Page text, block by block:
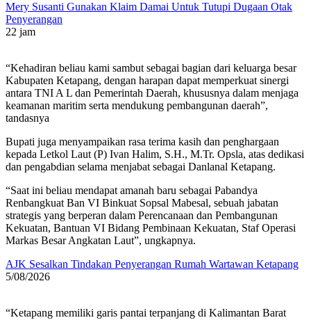
Mery Susanti Gunakan Klaim Damai Untuk Tutupi Dugaan Otak
Penyerangan
22 jam
“Kehadiran beliau kami sambut sebagai bagian dari keluarga besar
Kabupaten Ketapang, dengan harapan dapat memperkuat sinergi
antara TNI A L dan Pemerintah Daerah, khususnya dalam menjaga
keamanan maritim serta mendukung pembangunan daerah”,
tandasnya
Bupati juga menyampaikan rasa terima kasih dan penghargaan
kepada Letkol Laut (P) Ivan Halim, S.H., M.Tr. Opsla, atas dedikasi
dan pengabdian selama menjabat sebagai Danlanal Ketapang.
“Saat ini beliau mendapat amanah baru sebagai Pabandya
Renbangkuat Ban VI Binkuat Sopsal Mabesal, sebuah jabatan
strategis yang berperan dalam Perencanaan dan Pembangunan
Kekuatan, Bantuan VI Bidang Pembinaan Kekuatan, Staf Operasi
Markas Besar Angkatan Laut”, ungkapnya.
AJK Sesalkan Tindakan Penyerangan Rumah Wartawan Ketapang
5/08/2026
“Ketapang memiliki garis pantai terpanjang di Kalimantan Barat